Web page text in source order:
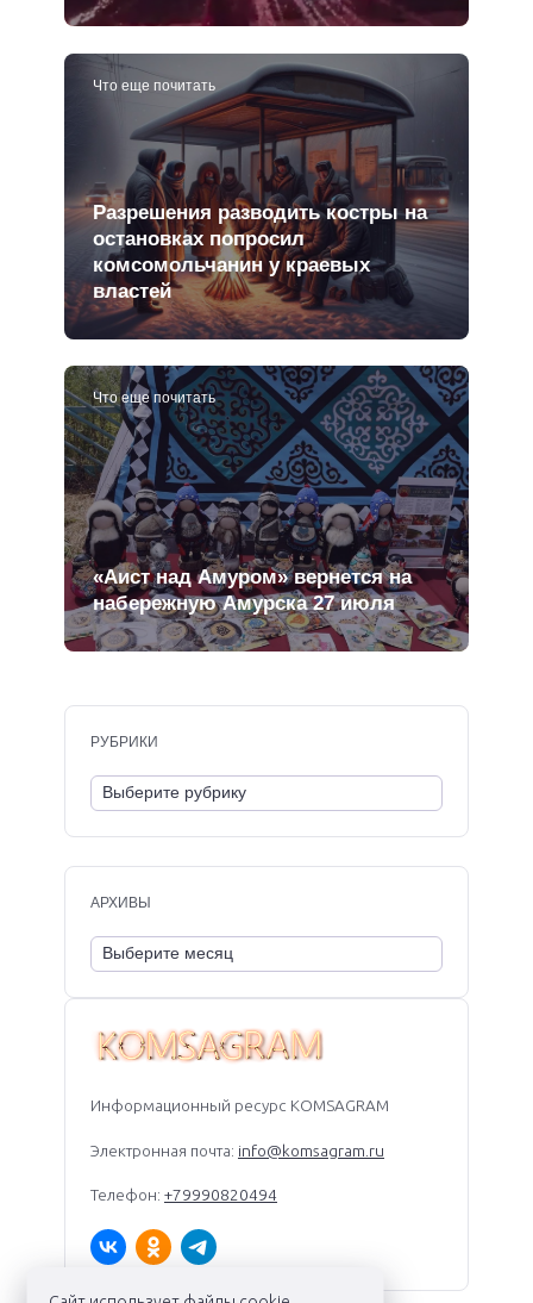
Что еще почитать
Разрешения разводить костры на
остановках попросил
комсомольчанин у краевых
властей
Что еще почитать
«Аист над Амуром» вернется на
набережную Амурска 27 июля
Информационный ресурс KOMSAGRAM
Электронная почта: info@komsagram.ru
Телефон: +79990820494
РУБРИКИ
АРХИВЫ